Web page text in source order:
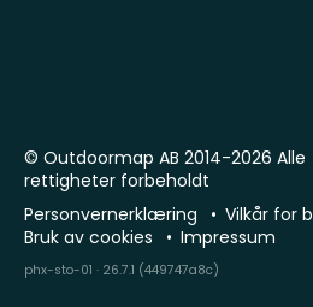
© Outdoormap AB 2014-2026 Alle
rettigheter forbeholdt
Personvernerklæring
Vilkår for
Bruk av cookies
Impressum
phx-sto-01 · 26.7.1 (449747a8c)